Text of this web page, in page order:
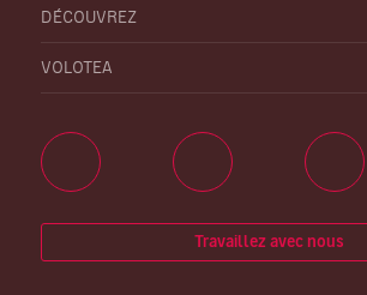
DÉCOUVREZ
VOLOTEA
Travaillez avec nous